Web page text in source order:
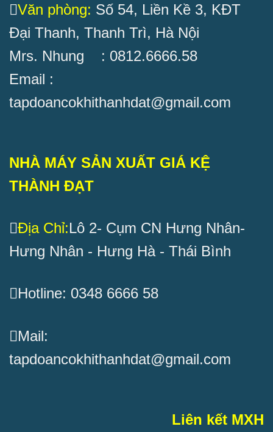
Văn phòng: Số 54, Liền Kề 3, KĐT
Đại Thanh, Thanh Trì, Hà Nội
Mrs. Nhung : 0812.6666.58
Email :
tapdoancokhithanhdat@gmail.com
NHÀ MÁY SẢN XUẤT GIÁ KỆ
THÀNH ĐẠT
Địa Chỉ:Lô 2- Cụm CN Hưng Nhân-
Hưng Nhân - Hưng Hà - Thái Bình
Hotline: 0348 6666 58
Mail:
tapdoancokhithanhdat@gmail.com
Liên kết MXH